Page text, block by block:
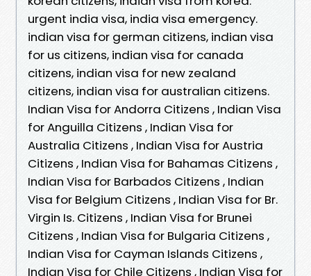
urgent india visa, india visa emergency.
indian visa for german citizens, indian visa
for us citizens, indian visa for canada
citizens, indian visa for new zealand
citizens, indian visa for australian citizens.
Indian Visa for Andorra Citizens , Indian Visa
for Anguilla Citizens , Indian Visa for
Australia Citizens , Indian Visa for Austria
Citizens , Indian Visa for Bahamas Citizens ,
Indian Visa for Barbados Citizens , Indian
Visa for Belgium Citizens , Indian Visa for Br.
Virgin Is. Citizens , Indian Visa for Brunei
Citizens , Indian Visa for Bulgaria Citizens ,
Indian Visa for Cayman Islands Citizens ,
Indian Visa for Chile Citizens , Indian Visa for